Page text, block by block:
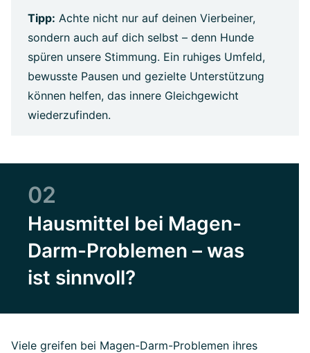
Tipp: Achte nicht nur auf deinen Vierbeiner,
sondern auch auf dich selbst – denn Hunde
spüren unsere Stimmung. Ein ruhiges Umfeld,
bewusste Pausen und gezielte Unterstützung
können helfen, das innere Gleichgewicht
wiederzufinden.
02
Hausmittel bei Magen-
Darm-Problemen – was
ist sinnvoll?
Viele greifen bei Magen-Darm-Problemen ihres